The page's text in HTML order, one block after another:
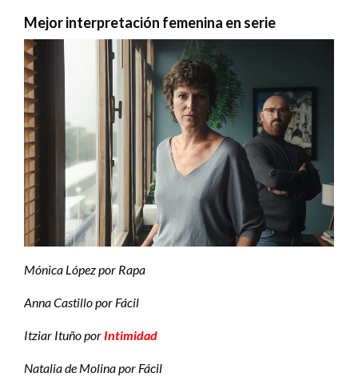
Mejor interpretación femenina en serie
Mónica López por Rapa
Anna Castillo por Fácil
Itziar Ituño por Intimidad
Natalia de Molina por Fácil